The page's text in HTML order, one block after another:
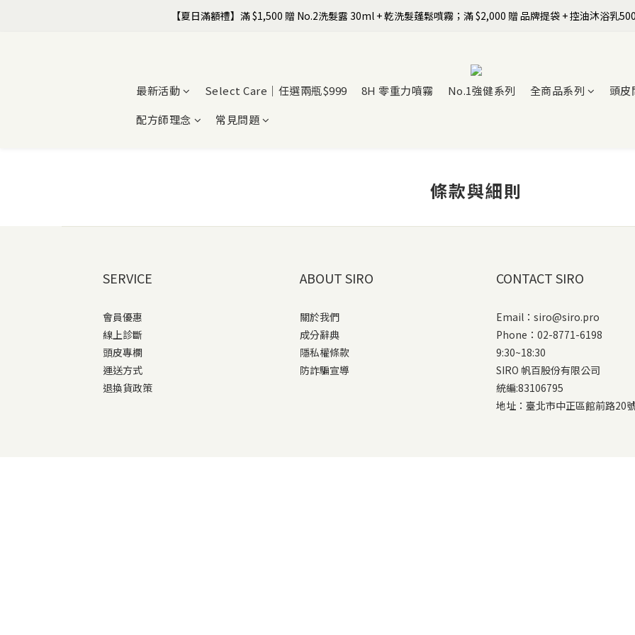
全館$799免運｜註冊SIRO會員領首購免運券+$100元購物金
【夏日滿額禮】滿 $1,500 贈 No.2洗髮露 30ml + 乾洗髮蓬鬆噴霧；滿 $2,000 贈 品牌提袋 + 控油沐浴乳
全館$799免運｜註冊SIRO會員領首購免運券+$100元購物金
最新活動 Select Care｜任選兩瓶$999 8H 零重力噴霧 No.1強健系列 全商品系列
頭皮
配方師理念
常見問題
條款與細則
SERVICE
會員優惠
線上診斷
頭皮專欄
運送方式
退換貨政策
ABOUT SIRO
關於我們
成分辭典
隱私權條款
防詐騙宣導
CONTACT SIRO
Email：siro@siro.pro
Phone：02-8771-6198
9:30~18:30
SIRO 帆百股份有限公司
統編:83106795
地址：臺北市中正區館前路20